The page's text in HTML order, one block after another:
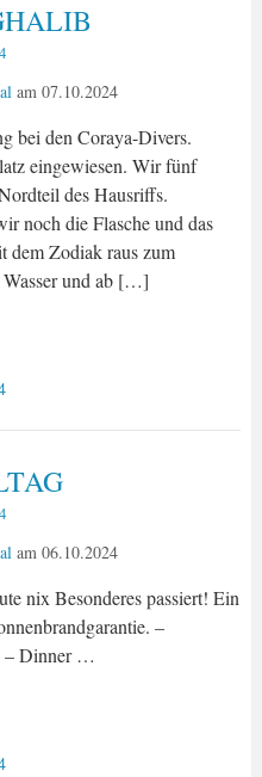
am 07.10.2024
bei den Coraya-Divers.
eingewiesen. Wir fünf
des Hausriffs.
noch die Flasche und das
dem Zodiak raus zum
und ab […]
am 06.10.2024
nix Besonderes passiert! Ein
–
– Dinner …